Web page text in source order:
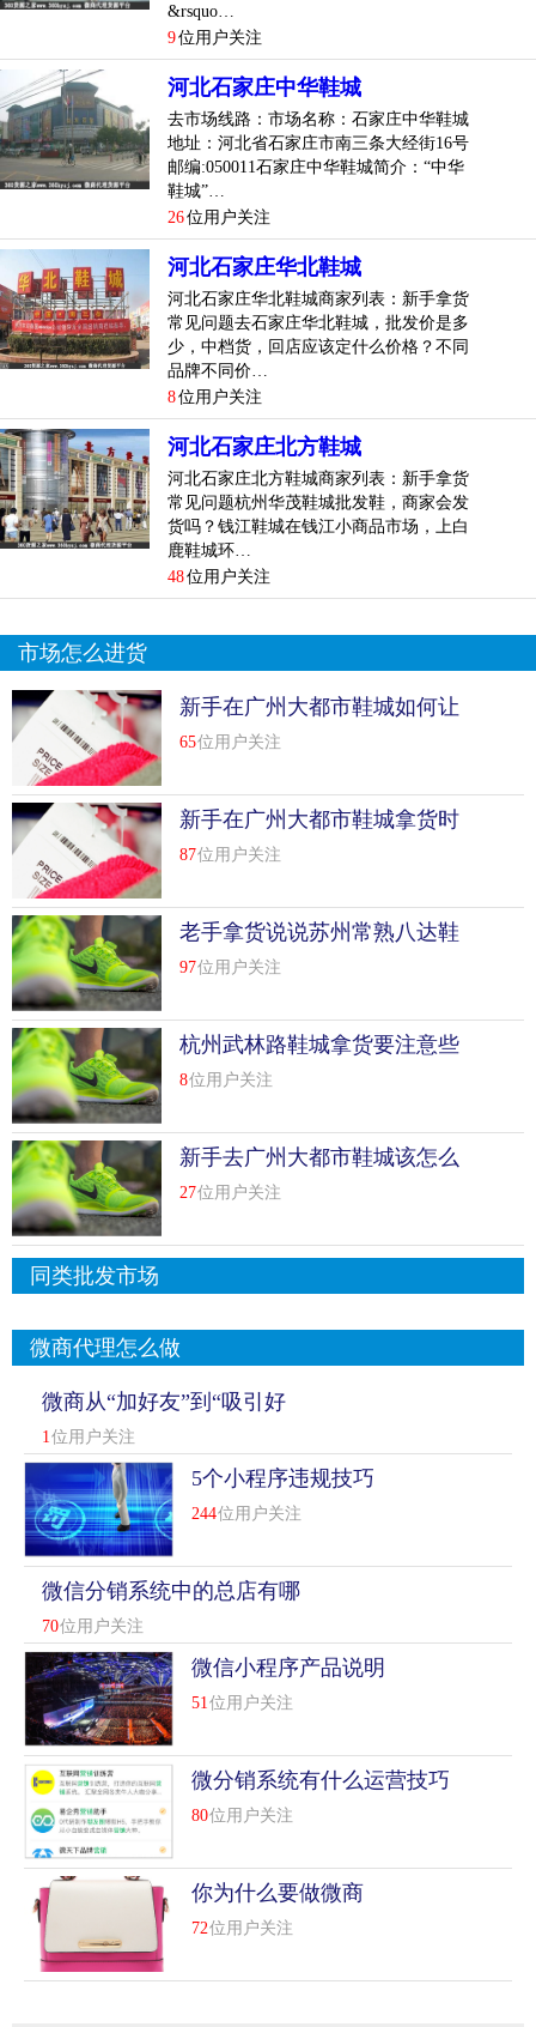
位于哈尔滨市建设街123号的哈尔滨建设街鞋城系外商独资企
业，地处哈尔滨市比较繁华的商业区──南岗秋林地区，到哈
尔滨火车站、客运站仅步行几分钟的距离，地理位置优越，
交通方便。
建设街鞋城总建设面积１万５千平米， 是一座地上八层、地
下三层的现代化建筑， 其中从地下二层到地上五层（七个楼
层）为经营楼层，规模位于黑龙江省之首，在东三省乃至全
国都较有影响；鞋城内共有七部滚梯、两部进口观光电梯、
一部客梯和两部大功率货梯，为顾客购物和业户经营提供了
极便利的条件；全楼设有烟感、喷淋和灭火器等消防设施以
及消防保安
台，比较大限度地防患于未燃；24小时保安服务，给顾客和
业户以强有力的安全保障。
建设街鞋城现有业户一千三百余户，其中相当一部分是有实
力的经营大户（仅个人资产就达数百万乃至上千万），他们
遍布各地的广大的销售辐射区域，为他们带来了良好的经济
效益，也给建设街鞋城带来了更好的声誉，这种良性循环为
双方受益。
建设街鞋城几乎囊括了全国所有鞋知名品牌，厂家直销、地
己独特的经营格局。
下一至上二为主要批发楼层，上三层为童鞋城，上四层为精
品批发零售楼层；地上五层为品牌店，主要经营广州等地的
高档鞋，以店中店的独特经营方式建立了自己固定的消费群
体；下二层是独具专业配套经营特色的“城中城”─建设鞋城品
牌城，经过周密动作开办起来的建设鞋城品牌城隶属于建设
街鞋城，是鞋城根据市场变化不断调整经营布局，改善经营
环境的产物，集中了众多知名大品牌，集办公、展区和库房
于一体，极大的方便业户的经营和品牌展示，也给顾客选购
提供了良好的环境。
鞋城街鞋城这座略带卡通味的建筑象征着它童心般的真诚，
总经理毕于仁先生揩全体员工领导三千余名业户随时恭候您
的光临，并准备给您提供各方面的利。
联系方式：
地址：黑龙江省哈尔滨市市辖区黑龙江省哈尔滨市南岗区建
设街123号
联系电话：0451-53626121
电 话：0451-53604301
主营业务：批零鞋
新手拿货常见问题
温州批发鞋，想去温州华侨对面的鞋城批发鞋，一般砍价多
少？
&rsquo…
9位用户关注
河北石家庄中华鞋城
去市场线路：市场名称：石家庄中华鞋城
地址：河北省石家庄市南三条大经街16号
邮编:050011石家庄中华鞋城简介：“中华
鞋城”…
26位用户关注
河北石家庄华北鞋城
河北石家庄华北鞋城商家列表：新手拿货
常见问题去石家庄华北鞋城，批发价是多
少，中档货，回店应该定什么价格？不同
品牌不同价…
8位用户关注
河北石家庄北方鞋城
河北石家庄北方鞋城商家列表：新手拿货
常见问题杭州华茂鞋城批发鞋，商家会发
货吗？钱江鞋城在钱江小商品市场，上白
鹿鞋城环…
48位用户关注
市场怎么进货
新手在广州大都市鞋城如何让
自己“成熟起来”
65位用户关注
新手在广州大都市鞋城拿货时
应注意哪些方面
87位用户关注
老手拿货说说苏州常熟八达鞋
城拿货小窍门
97位用户关注
杭州武林路鞋城拿货要注意些
什么杭州武林路鞋城拿货攻略
8位用户关注
新手去广州大都市鞋城该怎么
拿货
27位用户关注
同类批发市场
微商代理怎么做
微商从“加好友”到“吸引好
友”
1 位用户关注
5个小程序违规技巧
244位用户关注
微信分销系统中的总店有哪
些功能吗
70位用户关注
微信小程序产品说明
51 位用户关注
微分销系统有什么运营技巧
80位用户关注
你为什么要做微商
72位用户关注